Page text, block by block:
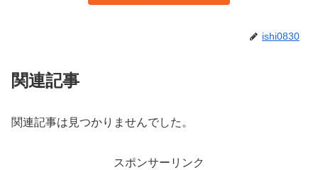
ishi0830
関連記事
関連記事は見つかりませんでした。
スポンサーリンク